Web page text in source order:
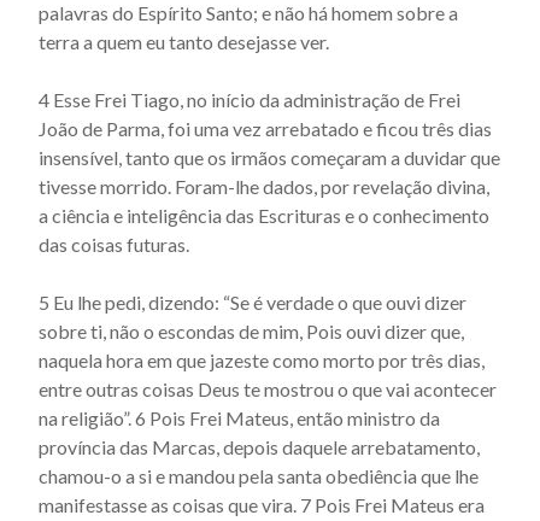
Actus beati Francisci et sociorum eius - Capítulo 28
Actus beati Francisci et sociorum eius - Capítulo 29
Actus beati Francisci et sociorum eius - Capítulo 3
Actus beati Francisci et sociorum eius - Capítulo 30
Actus beati Francisci et sociorum eius - Capítulo 31
Actus beati Francisci et sociorum eius - Capítulo 32
Actus beati Francisci et sociorum eius - Capítulo 33
Actus beati Francisci et sociorum eius - Capítulo 34
Actus beati Francisci et sociorum eius - Capítulo 35
Actus beati Francisci et sociorum eius - Capítulo 36
Actus beati Francisci et sociorum eius - Capítulo 37
Actus beati Francisci et sociorum eius - Capítulo 38
Actus beati Francisci et sociorum eius - Capítulo 39
palavras do Espírito Santo; e não há homem sobre a
terra a quem eu tanto desejasse ver.
4 Esse Frei Tiago, no início da administração de Frei
João de Parma, foi uma vez arrebatado e ficou três dias
insensível, tanto que os irmãos começaram a duvidar que
tivesse morrido. Fo­ram-lhe dados, por revelação divina,
a ciência e inteligência das Escrituras e o conhecimento
das coisas futuras.
5 Eu lhe pedi, dizendo: “Se é verdade o que ouvi dizer
sobre ti, não o escondas de mim, Pois ouvi dizer que,
naquela hora em que jazeste como morto por três dias,
entre outras coisas Deus te mostrou o que vai acontecer
na reli­gião”. 6 Pois Frei Mateus, então ministro da
província das Mar­cas, depois daquele arrebatamento,
chamou-o a si e mandou pela santa obediência que lhe
manifestasse as coisas que vira. 7 Pois Frei Mateus era